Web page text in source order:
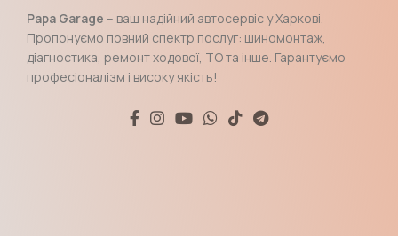
Papa Garage – ваш надійний автосервіс у Харкові.
Пропонуємо повний спектр послуг: шиномонтаж,
діагностика, ремонт ходової, ТО та інше. Гарантуємо
професіоналізм і високу якість!